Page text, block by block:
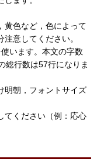
黄色など，色によって
意してください。
います。本文の字数
総行数は57行になりま
明朝，フォントサイズ
てください（例：応心